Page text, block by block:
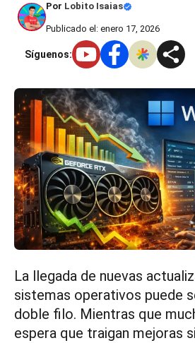
Por Lobito Isaias
Publicado el: enero 17, 2026
Síguenos:
La llegada de nuevas
sistemas operativos puede
doble filo. Mientras que
espera que traigan mejoras